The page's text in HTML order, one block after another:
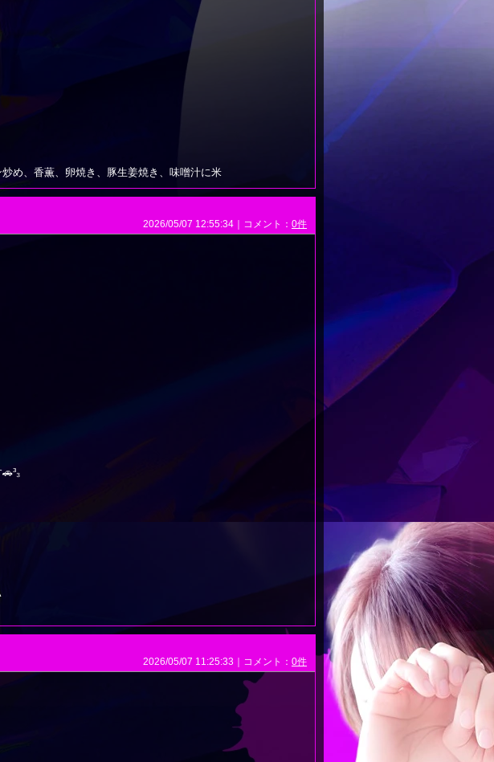
め、香薫、卵焼き、豚生姜焼き、味噌汁に米
2026/05/07 12:55:34｜コメント： 0件
2026/05/07 11:25:33｜コメント： 0件